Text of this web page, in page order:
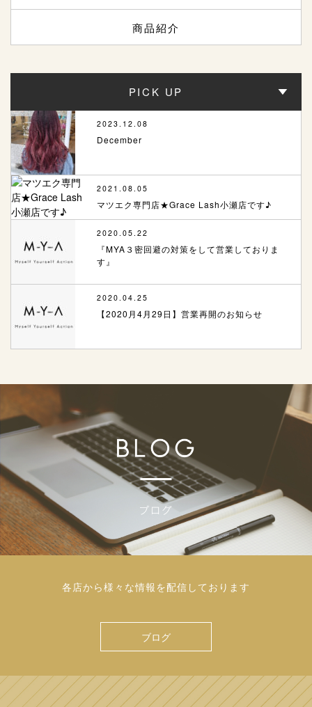
商品紹介
PICK UP
2023.12.08
December
2021.08.05
マツエク専門店★Grace Lash小瀬店です♪
2020.05.22
『MYA３密回避の対策をして営業しておりま
す』
2020.04.25
【2020月4月29日】営業再開のお知らせ
各店から様々な情報を配信しております
ブログ